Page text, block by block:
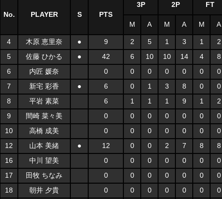
No. PLAYER S PTS
3P 2P FT
M A M A M A
4 木原 恵里奈 ● 9 2 5 1 3 1
2
5
佐藤 ひかる ● 42 6 10 10 14 4
8
6
内匠 媛奈 0 0 0 0 0 0
0
7
新宅 彩香 ● 6 0 1 3 8 0
0
8
平岩 素菜 6 1 1 1 9 1
2
9
間崎 菜々美 0 0 0 0 0 0
0
10
高橋 成美 0 0 0 0 0 0
0
12
山本 美緒 ● 12 0 0 2 7 8
8
16
中川 望美 0 0 0 0 0 0
0
17
田牧 ちなみ 0 0 0 0 0 0
0
18
朝井 夕貴 0 0 0 0 0 0
0